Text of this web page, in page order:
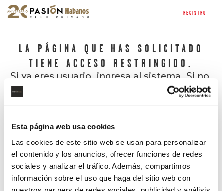
Esta página web usa cookies
Las cookies de este sitio web se usan para personalizar
el contenido y los anuncios, ofrecer funciones de redes
sociales y analizar el tráfico. Además, compartimos
información sobre el uso que haga del sitio web con
REGISTRO
LA PÁGINA QUE HAS SOLICITADO
TIENE ACCESO RESTRINGIDO.
Si ya eres usuario, ingresa al sistema. Si no,